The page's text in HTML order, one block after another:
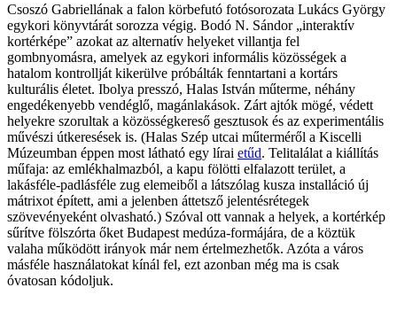
Csoszó Gabriellának a falon körbefutó fotósorozata Lukács György
egykori könyvtárát sorozza végig. Bodó N. Sándor „interaktív
kortérképe” azokat az alternatív helyeket villantja fel
gombnyomásra, amelyek az egykori informális közösségek a
hatalom kontrollját kikerülve próbálták fenntartani a kortárs
kulturális életet. Ibolya presszó, Halas István műterme, néhány
engedékenyebb vendéglő, magánlakások. Zárt ajtók mögé, védett
helyekre szorultak a közösségkereső gesztusok és az experimentális
művészi útkeresések is. (Halas Szép utcai műterméről a Kiscelli
Múzeumban éppen most látható egy lírai etűd. Telitalálat a kiállítás
műfaja: az emlékhalmazból, a kapu fölötti elfalazott terület, a
lakásféle-padlásféle zug elemeiből a látszólag kusza installáció új
mátrixot épített, ami a jelenben áttetsző jelentésrétegek
szövevényeként olvasható.) Szóval ott vannak a helyek, a kortérkép
sűrítve fölszórta őket Budapest medúza-formájára, de a köztük
valaha működött irányok már nem értelmezhetők. Azóta a város
másféle használatokat kínál fel, ezt azonban még ma is csak
óvatosan kódoljuk.